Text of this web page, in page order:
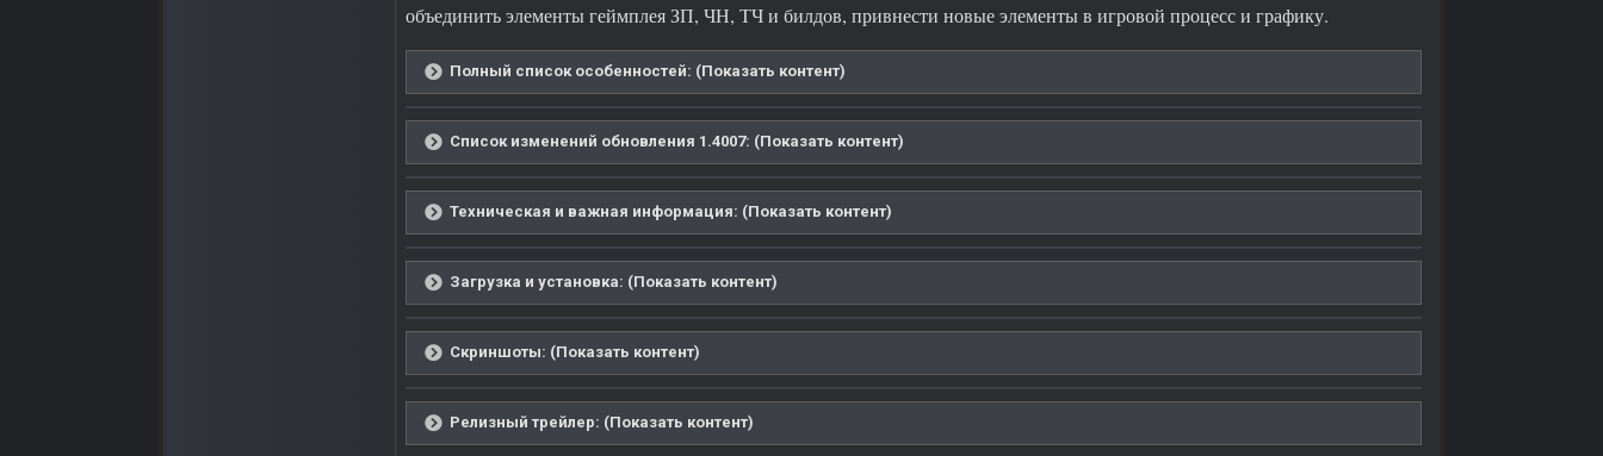
объединить элементы геймплея ЗП, ЧН, ТЧ и билдов, привнести новые элементы в игровой процесс и графику.
Полный список особенностей: (Показать контент)
Список изменений обновления 1.4007: (Показать контент)
Техническая и важная информация: (Показать контент)
Загрузка и установка: (Показать контент)
Скриншоты: (Показать контент)
Релизный трейлер: (Показать контент)